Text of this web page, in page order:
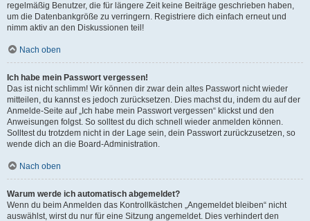
regelmäßig Benutzer, die für längere Zeit keine Beiträge geschrieben haben,
um die Datenbankgröße zu verringern. Registriere dich einfach erneut und
nimm aktiv an den Diskussionen teil!
Nach oben
Ich habe mein Passwort vergessen!
Das ist nicht schlimm! Wir können dir zwar dein altes Passwort nicht wieder
mitteilen, du kannst es jedoch zurücksetzen. Dies machst du, indem du auf der
Anmelde-Seite auf „Ich habe mein Passwort vergessen“ klickst und den
Anweisungen folgst. So solltest du dich schnell wieder anmelden können.
Solltest du trotzdem nicht in der Lage sein, dein Passwort zurückzusetzen, so
wende dich an die Board-Administration.
Nach oben
Warum werde ich automatisch abgemeldet?
Wenn du beim Anmelden das Kontrollkästchen „Angemeldet bleiben“ nicht
auswählst, wirst du nur für eine Sitzung angemeldet. Dies verhindert den